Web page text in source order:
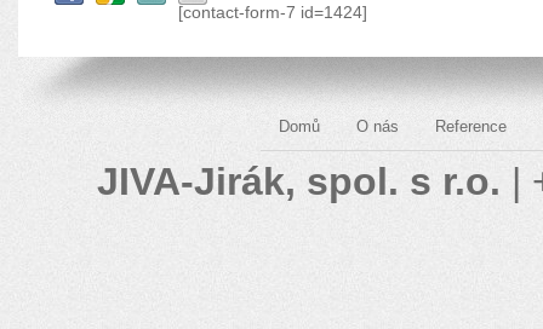
[contact-form-7 id=1424]
Domů O nás Reference
JIVA-Jirák, spol. s r.o. |